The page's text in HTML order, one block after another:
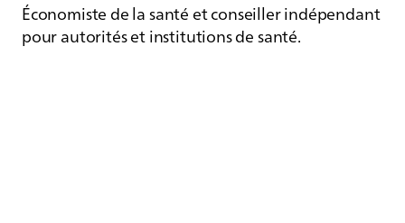
Économiste de la santé et conseiller indépendant
pour autorités et institutions de santé.